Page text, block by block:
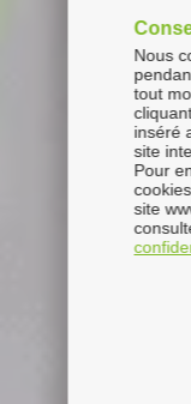
Nous
tout
inséré
site
Pour
site